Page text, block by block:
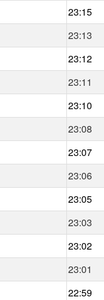
23:15
23:13
23:12
23:11
23:10
23:08
23:07
23:06
23:05
23:03
23:02
23:01
22:59